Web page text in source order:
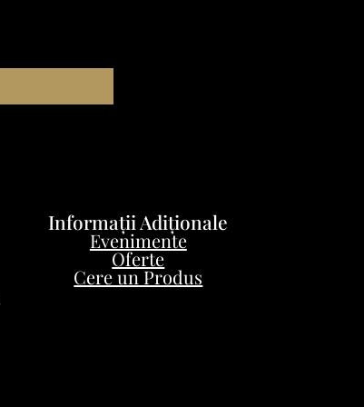
Informații Adiționale
Evenimente
Oferte
Cere un Produs